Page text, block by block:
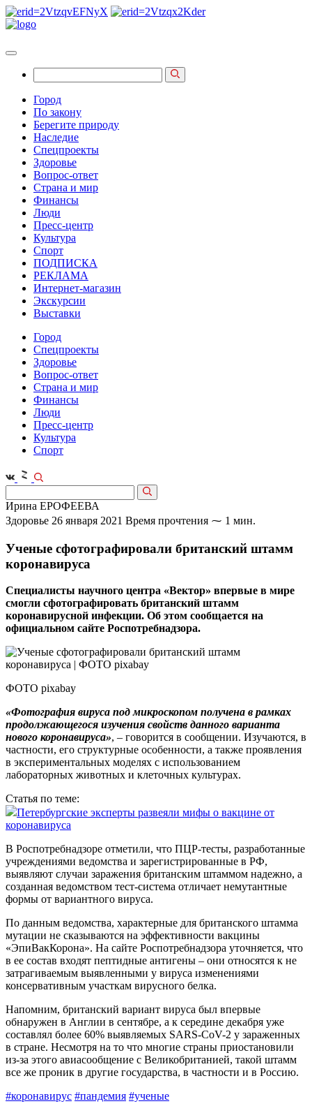
Город
По закону
Берегите природу
Наследие
Спецпроекты
Здоровье
Вопрос-ответ
Страна и мир
Финансы
Люди
Пресс-центр
Культура
Спорт
ПОДПИСКА
РЕКЛАМА
Интернет-магазин
Экскурсии
Выставки
Город
Спецпроекты
Здоровье
Вопрос-ответ
Страна и мир
Финансы
Люди
Пресс-центр
Культура
Спорт
Ирина ЕРОФЕЕВА
Здоровье 26 января 2021 Время прочтения ⁓ 1 мин.
Ученые сфотографировали британский штамм
коронавируса
Специалисты научного центра «Вектор» впервые в мире
смогли сфотографировать британский штамм
коронавирусной инфекции. Об этом сообщается на
официальном сайте Роспотребнадзора.
ФОТО pixabay
«Фотография вируса под микроскопом получена в рамках
продолжающегося изучения свойств данного варианта
нового коронавируса», – говорится в сообщении. Изучаются, в
частности, его структурные особенности, а также проявления
в экспериментальных моделях с использованием
лабораторных животных и клеточных культурах.
Статья по теме:
Петербургские эксперты развеяли мифы о вакцине от
коронавируса
В Роспотребнадзоре отметили, что ПЦР-тесты, разработанные
учреждениями ведомства и зарегистрированные в РФ,
выявляют случаи заражения британским штаммом надежно, а
созданная ведомством тест-система отличает немутантные
формы от вариантного вируса.
По данным ведомства, характерные для британского штамма
мутации не сказываются на эффективности вакцины
«ЭпиВакКорона». На сайте Роспотребнадзора уточняется, что
в ее состав входят пептидные антигены – они относятся к не
затрагиваемым выявленными у вируса изменениями
консервативным участкам вирусного белка.
Напомним, британский вариант вируса был впервые
обнаружен в Англии в сентябре, а к середине декабря уже
составлял более 60% выявляемых SARS-CoV-2 у зараженных
в стране. Несмотря на то что многие страны приостановили
из-за этого авиасообщение с Великобританией, такой штамм
все же проник в другие государства, в частности и в Россию.
#коронавирус #пандемия #ученые